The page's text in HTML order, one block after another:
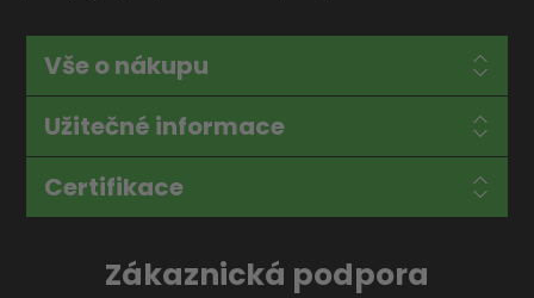
Vše o nákupu
Užitečné informace
Certifikace
Zákaznická podpora